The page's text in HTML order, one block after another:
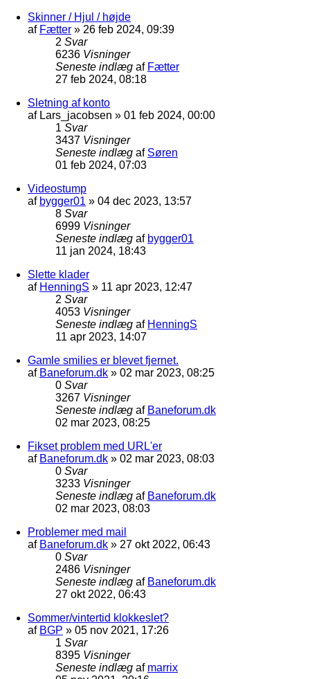
Skinner / Hjul / højde
af Fætter » 26 feb 2024, 09:39
2 Svar
6236 Visninger
Seneste indlæg af Fætter
27 feb 2024, 08:18
Sletning af konto
af Lars_jacobsen » 01 feb 2024, 00:00
1 Svar
3437 Visninger
Seneste indlæg af Søren
01 feb 2024, 07:03
Videostump
af bygger01 » 04 dec 2023, 13:57
8 Svar
6999 Visninger
Seneste indlæg af bygger01
11 jan 2024, 18:43
Slette klader
af HenningS » 11 apr 2023, 12:47
2 Svar
4053 Visninger
Seneste indlæg af HenningS
11 apr 2023, 14:07
Gamle smilies er blevet fjernet.
af Baneforum.dk » 02 mar 2023, 08:25
0 Svar
3267 Visninger
Seneste indlæg af Baneforum.dk
02 mar 2023, 08:25
Fikset problem med URL'er
af Baneforum.dk » 02 mar 2023, 08:03
0 Svar
3233 Visninger
Seneste indlæg af Baneforum.dk
02 mar 2023, 08:03
Problemer med mail
af Baneforum.dk » 27 okt 2022, 06:43
0 Svar
2486 Visninger
Seneste indlæg af Baneforum.dk
27 okt 2022, 06:43
Sommer/vintertid klokkeslet?
af BGP » 05 nov 2021, 17:26
1 Svar
8395 Visninger
Seneste indlæg af marrix